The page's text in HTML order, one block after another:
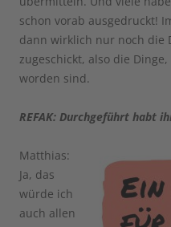
schon vorab ausgedruckt!
dann wirklich nur noch die
zugeschickt, also die
worden sind.
REFAK: Durchgeführt habt
Matthias:
Ja, das
würde ich
auch allen